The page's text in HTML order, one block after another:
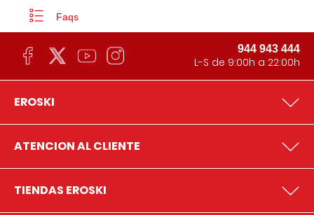
Faqs
944 943 444
L-S de 9:00h a 22:00h
EROSKI
ATENCION AL CLIENTE
TIENDAS EROSKI